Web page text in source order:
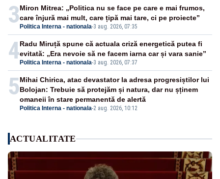
3 Politica Interna - nationala-3 aug. 2026, 07:35
Miron Mitrea: „Politica nu se face pe care e mai frumos,
care înjură mai mult, care țipă mai tare, ci pe proiecte”
4 Politica Interna - nationala-3 aug. 2026, 07:37
Radu Miruță spune că actuala criză energetică putea fi
evitată: „Era nevoie să ne facem iarna car și vara sanie”
5
Politica Interna - nationala-2 aug. 2026, 10:12
Mihai Chirica, atac devastator la adresa progresiștilor lui
Bolojan: Trebuie să protejăm și natura, dar nu șținem
omaneii în stare permanentă de alertă
ACTUALITATE